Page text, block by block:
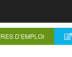
D’EMPLOI